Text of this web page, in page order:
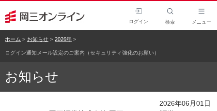
ログイン 検索 メニュー
ホーム お知らせ 2026年
ログイン通知メール設定のご案内（セキュリティ強化のお願い）
お知らせ
2026年06月01日